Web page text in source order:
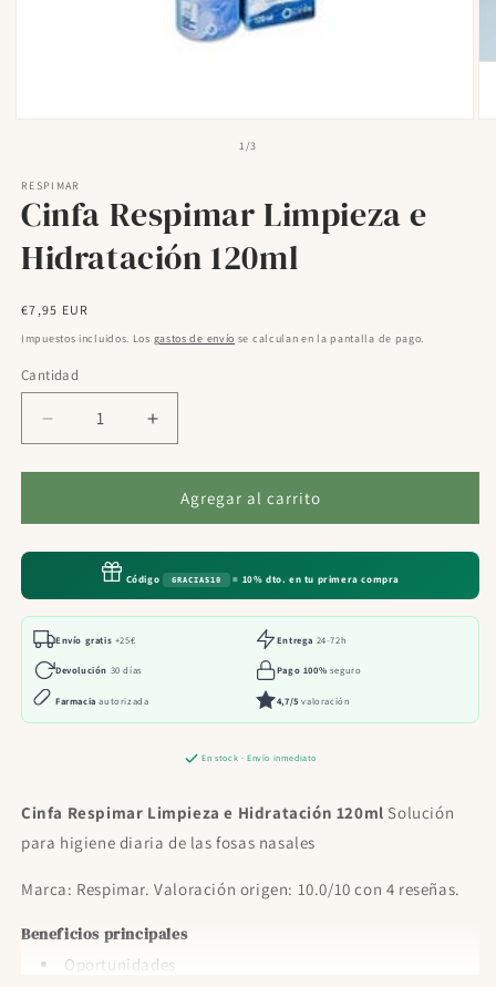
en
una
ventana
modal
1/de
3
RESPIMAR
Cinfa Respimar Limpieza e
Hidratación 120ml
Precio
habitual
€7,95 EUR
Impuestos incluidos. Los gastos de envío se calculan en la pantalla de pago.
Cantidad
Reducir
cantidad
para
Respimar
120ml
Aumentar
cantidad
para
Cinfa
Respimar
Hidratación
120ml
Agregar al carrito
Código GRACIAS10 = 10% dto. en tu primera compra
Envío gratis +25€ Entrega 24-72h
Devolución 30 días Pago 100% seguro
Farmacia autorizada 4,7/5 valoración
En stock · Envío inmediato
Cinfa Respimar Limpieza e Hidratación 120ml Solución
para higiene diaria de las fosas nasales
Marca: Respimar. Valoración origen: 10.0/10 con 4 reseñas.
Beneficios principales
Oportunidades